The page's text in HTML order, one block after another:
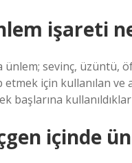
işareti
ünlem; sevinç, üzüntü,
etmek için kullanılan
başlarına
içinde